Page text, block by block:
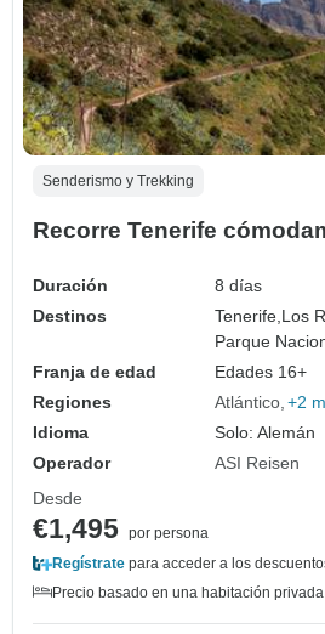
Senderismo y Trekking
Recorre Tenerife
Duración
8 días
Destinos
Tenerife,Los
Parque
Franja de edad
Edades 16+
Regiones
Atlántico +2
Idioma
Solo: Alemán
Operador
ASI Reisen
Desde
€1,495 por persona
Regístrate para acceder a los
Precio basado en una habitación